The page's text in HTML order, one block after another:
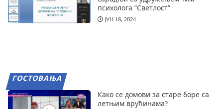
психолога ”Светлост”
ЈУН 18, 2024
ГОСТОВАЊА
Како се домови за старе боре са
летњим врућинама?